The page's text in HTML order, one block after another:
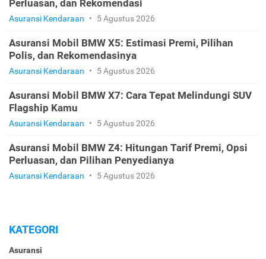
Perluasan, dan Rekomendasi
Asuransi Kendaraan • 5 Agustus 2026
Asuransi Mobil BMW X5: Estimasi Premi, Pilihan
Polis, dan Rekomendasinya
Asuransi Kendaraan • 5 Agustus 2026
Asuransi Mobil BMW X7: Cara Tepat Melindungi SUV
Flagship Kamu
Asuransi Kendaraan • 5 Agustus 2026
Asuransi Mobil BMW Z4: Hitungan Tarif Premi, Opsi
Perluasan, dan Pilihan Penyedianya
Asuransi Kendaraan • 5 Agustus 2026
KATEGORI
Asuransi